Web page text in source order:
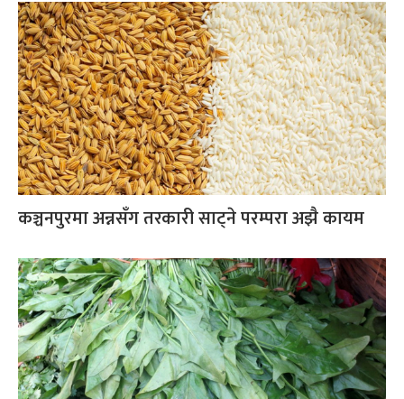
कञ्चनपुरमा अन्नसँग तरकारी साट्ने परम्परा अझै कायम